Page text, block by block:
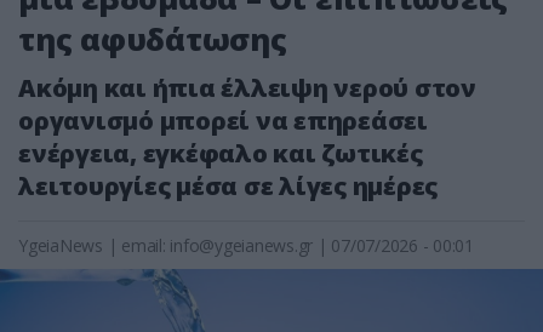
της αφυδάτωσης
Ακόμη και ήπια έλλειψη νερού στον
οργανισμό μπορεί να επηρεάσει
ενέργεια, εγκέφαλο και ζωτικές
λειτουργίες μέσα σε λίγες ημέρες
YgeiaNews | email: info@ygeianews.gr | 07/07/2026 - 00:01